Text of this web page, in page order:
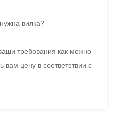
вилка?
требования как можно
цену в соответствии с